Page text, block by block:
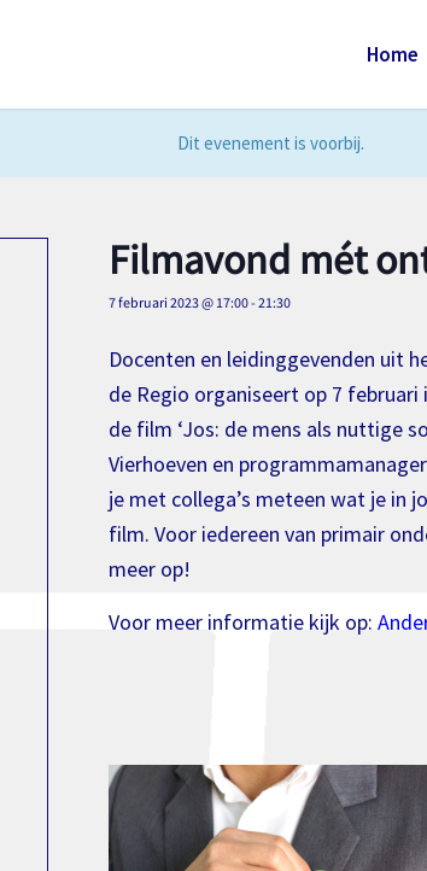
Home
Dit evenement is voorbij.
Filmavond mét
7 februari 2023 @ 17:00- 21:30
Docenten en leidinggevenden uit
de Regio organiseert op 7 februari
de film ‘Jos: de mens als nuttige
Vierhoeven en
je met collega’s meteen wat je in
film. Voor iedereen van primair
meer op!
Voor meer informatie kijk op: